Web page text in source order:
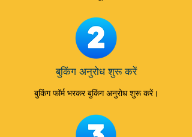
बुकिंग अनुरोध शुरू करें
बुकिंग फॉर्म भरकर बुकिंग अनुरोध शुरू करें।